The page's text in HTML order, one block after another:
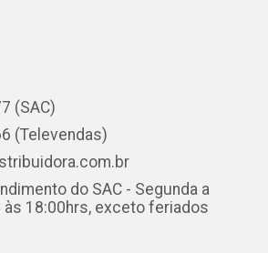
(SAC)
(Televendas)
do SAC - Segunda a
às 18:00hrs, exceto feriados